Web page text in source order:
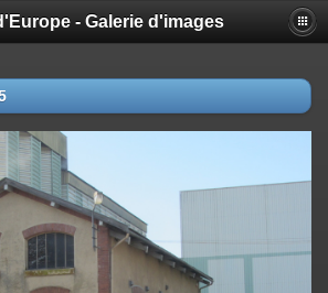
- Galerie d'images